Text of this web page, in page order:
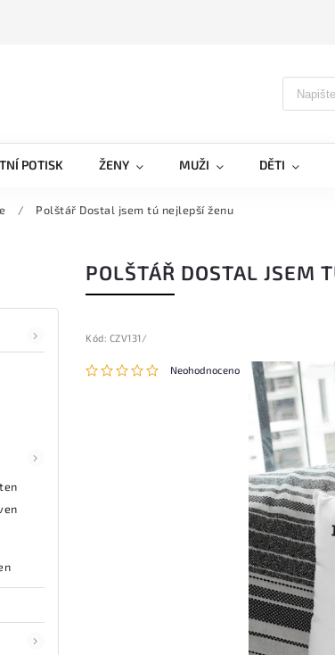
POTISK ŽENY MUŽI DĚTI
/ Polštář Dostal jsem tú nejlepší ženu
POLŠTÁŘ DOSTAL JSEM
Kód: CZV131/
Neohodnoceno